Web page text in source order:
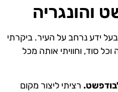
והונגריה
ידע נרחב על העיר. ביקרתי
סוד, וחוויתי אותה מכל
רציתי ליצור מקום